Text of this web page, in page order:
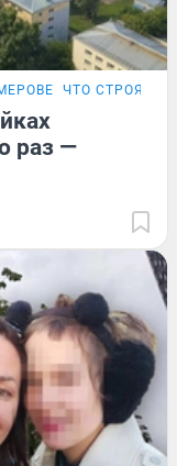
ЧТО СТРОЯТ В
раз —